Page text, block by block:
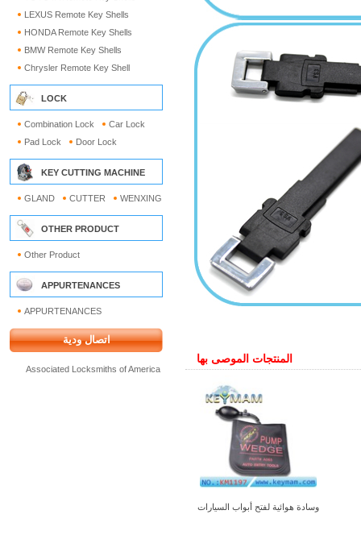
LEXUS Remote Key Shells
HONDA Remote Key Shells
BMW Remote Key Shells
Chrysler Remote Key Shell
LOCK
Combination Lock
Car Lock
Pad Lock
Door Lock
KEY CUTTING MACHINE
GLAND CUTTER WENXING
OTHER PRODUCT
Other Product
APPURTENANCES
APPURTENANCES
اتصال ودية
Associated Locksmiths of America
المنتجات الموصى بها
وسادة هوائية لفتح أبواب السيارات